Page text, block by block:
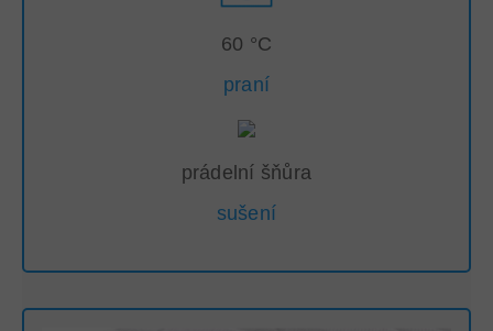
60 °C
praní
prádelní šňůra
sušení